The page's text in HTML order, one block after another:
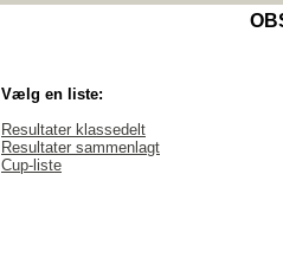
Vælg en liste:
Resultater klassedelt
Resultater sammenlagt
Cup-liste